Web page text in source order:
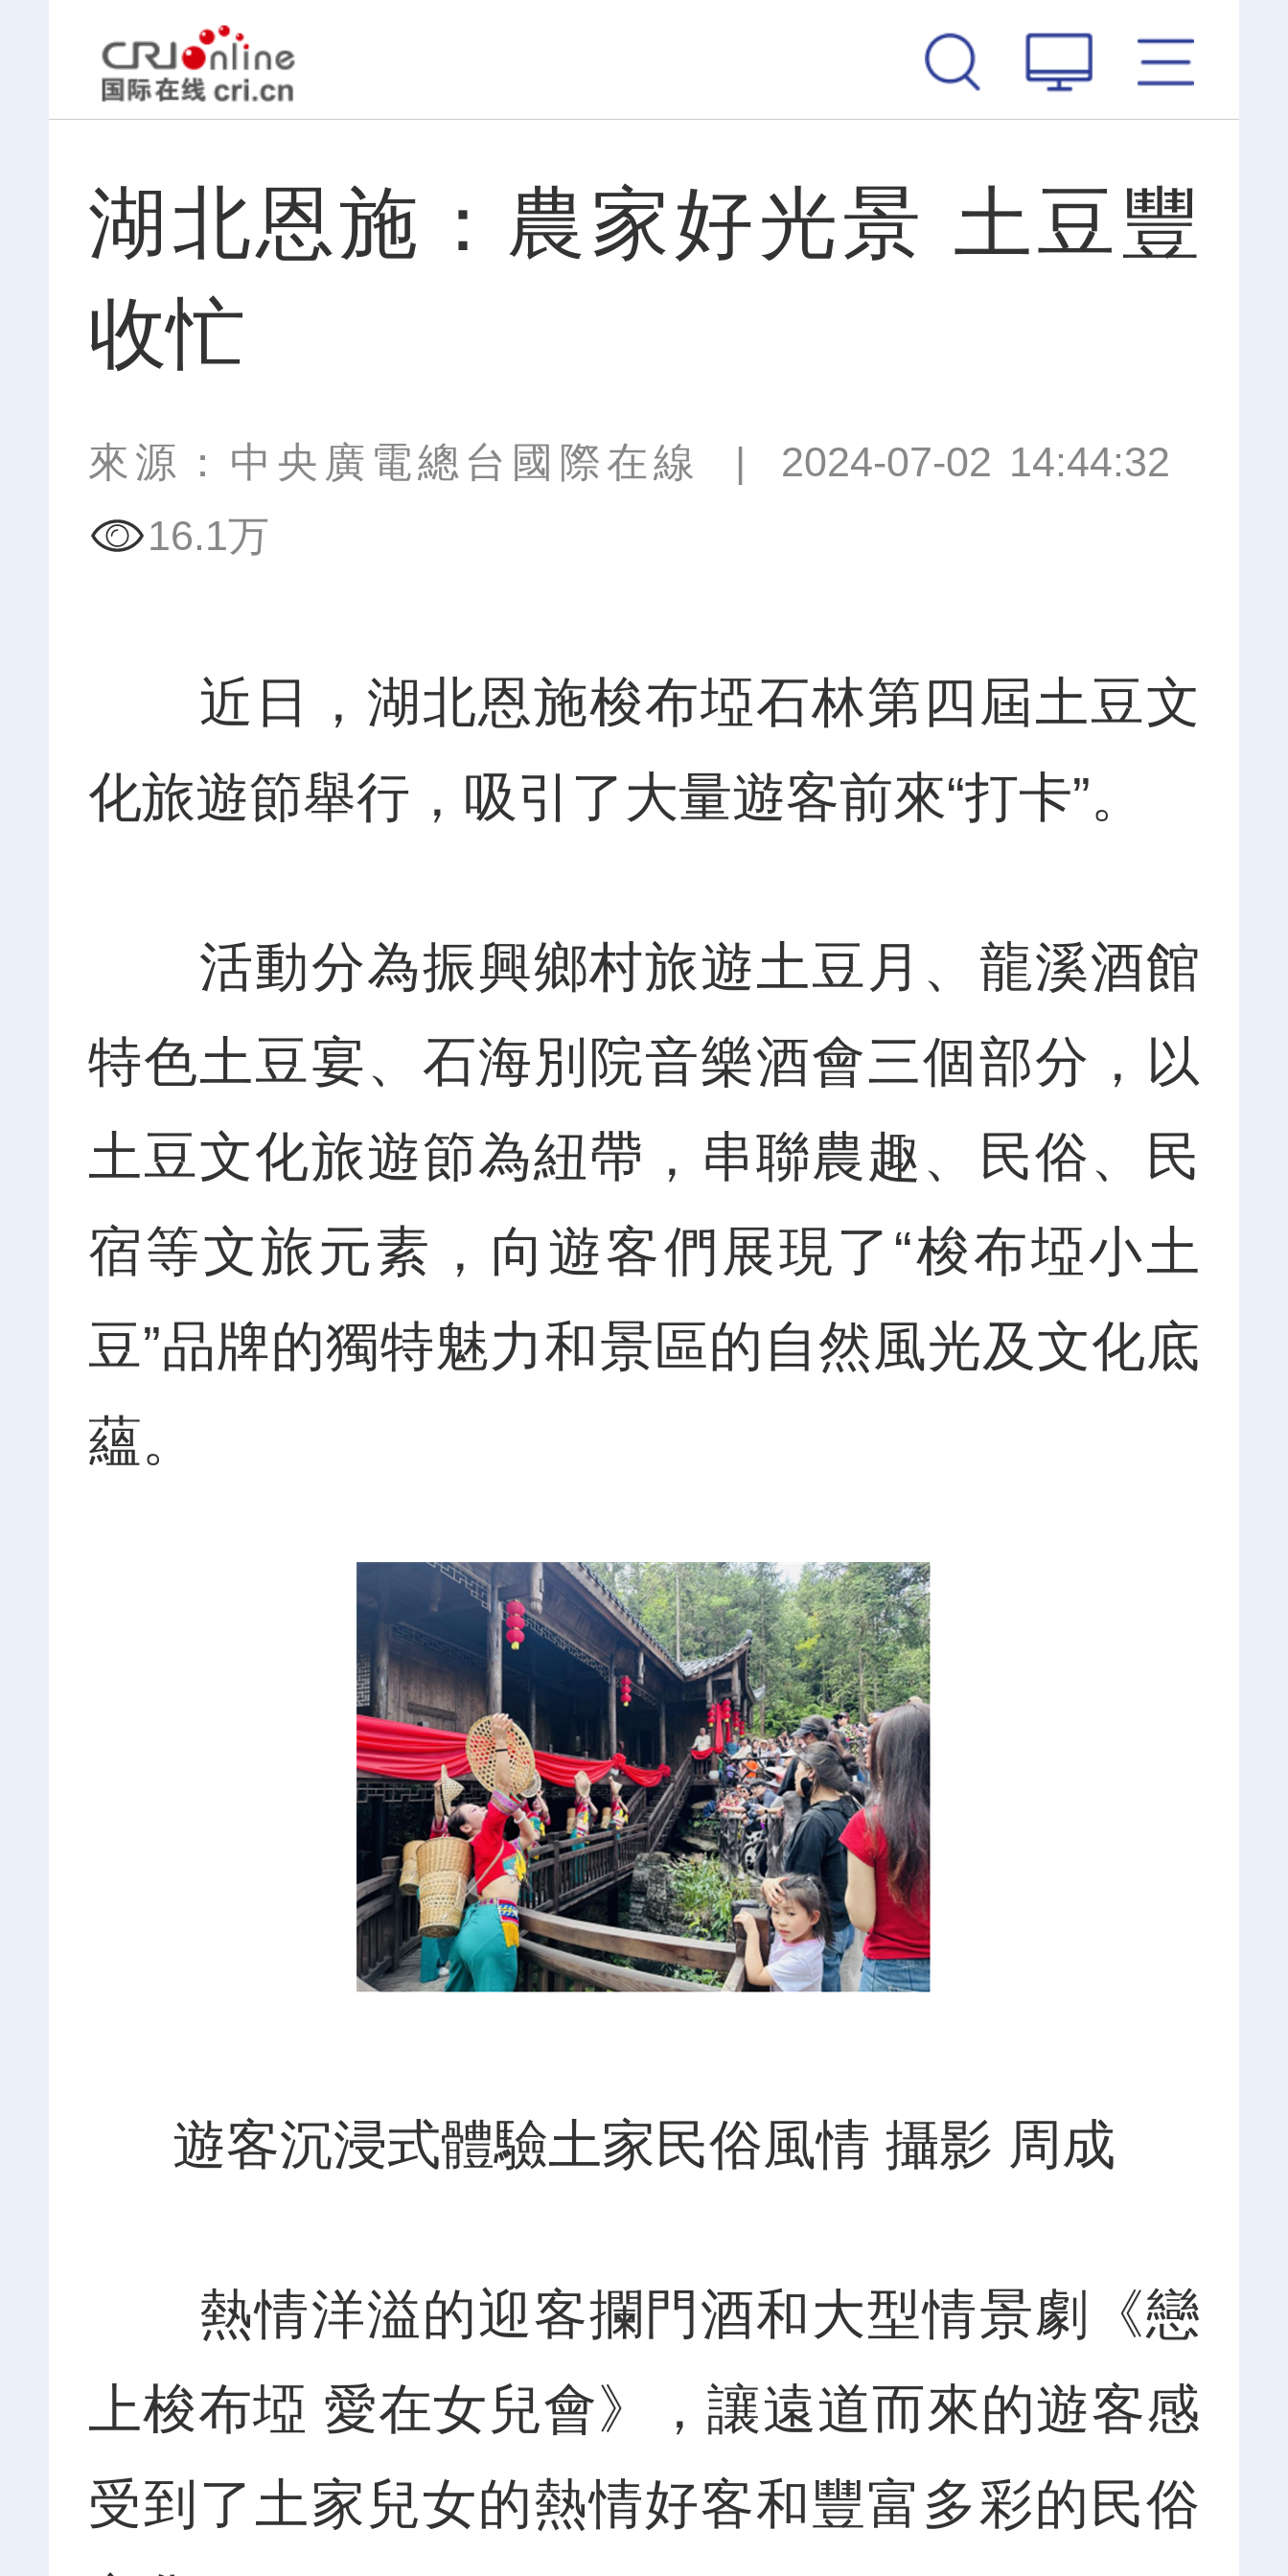
湖北恩施：農家好光景 土豆豐
收忙
來源：中央廣電總台國際在線 | 2024-07-02 14:44:32
16.1万
近日，湖北恩施梭布埡石林第四屆土豆文
化旅遊節舉行，吸引了大量遊客前來“打卡”。
活動分為振興鄉村旅遊土豆月、龍溪酒館
特色土豆宴、石海別院音樂酒會三個部分，以
土豆文化旅遊節為紐帶，串聯農趣、民俗、民
宿等文旅元素，向遊客們展現了“梭布埡小土
豆”品牌的獨特魅力和景區的自然風光及文化底
蘊。
遊客沉浸式體驗土家民俗風情 攝影 周成
熱情洋溢的迎客攔門酒和大型情景劇《戀
上梭布埡 愛在女兒會》，讓遠道而來的遊客感
受到了土家兒女的熱情好客和豐富多彩的民俗